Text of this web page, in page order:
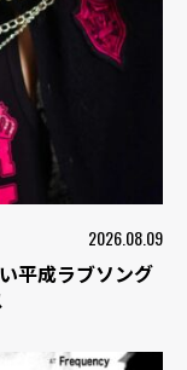
2026.08.09
平成ラブソング